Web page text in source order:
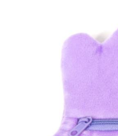
프 하세요!